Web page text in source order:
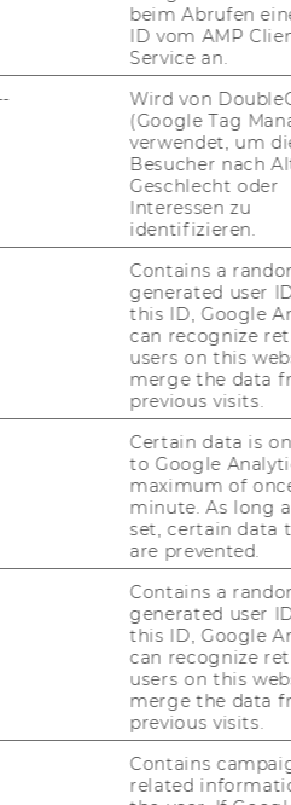
Raimo Rudi Rumpler
FORSCHUNG
FORSCHUNGSPORTAL
FORSCHENDE
IMPACT DER
ORGANISATION DER
FORSCHUNG
beim Abrufen
ID vom AMP
Service an.
Wird von
(Google Tag
verwendet, um
Besucher nach
Geschlecht oder
Interessen zu
identifizieren.
Contains a
generated user
this ID, Google
can recognize
users on this
merge the data
previous visits.
Certain data is
to Google
maximum of
minute. As long
set, certain data
are prevented.
Contains a
generated user
this ID, Google
can recognize
users on this
merge the data
previous visits.
Contains
related